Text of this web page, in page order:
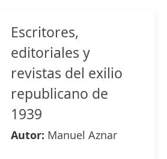
Escritores,
editoriales y
revistas del exilio
republicano de
1939
Autor: Manuel Aznar